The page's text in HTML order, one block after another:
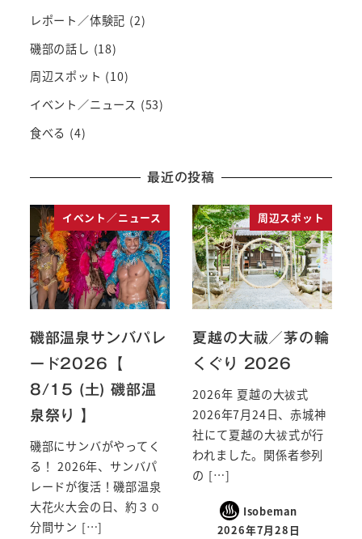
レポート／体験記 (2)
磯部の話し (18)
周辺スポット (10)
イベント／ニュース (53)
食べる (4)
最近の投稿
イベント／ニュース
磯部温泉サンバパレ
ード2026【
8/15 (土) 磯部温
泉祭り 】
磯部にサンバがやってく
る！ 2026年、サンバパ
レードが復活！磯部温泉
大花火大会の日、約３０
分間サン […]
周辺スポット
夏越の大祓／茅の輪
くぐり 2026
2026年 夏越の大祓式
2026年7月24日、赤城神
社にて夏越の大祓式が行
われました。関係者参列
の […]
Isobeman
2026年7月28日